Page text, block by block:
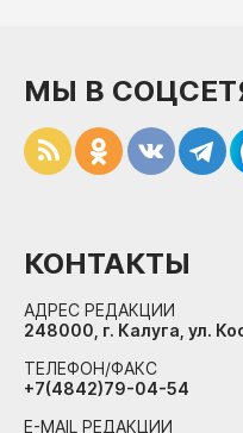
МЫ В
КОНТАКТЫ
АДРЕС РЕДАКЦИИ
248000, г. Калуга, ул.
ТЕЛЕФОН/ФАКС
+7(4842)79-04-54
E-MAIL РЕДАКЦИИ